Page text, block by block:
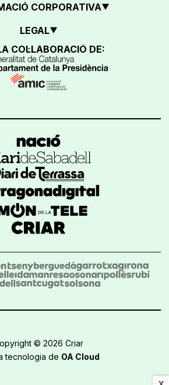
CORPORATIVA
LEGAL
COL·LABORACIÓ DE:
© 2026 Criar
tecnologia de OA Cloud